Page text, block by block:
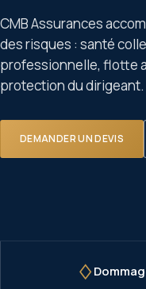
CMB Assurances
des risques : santé
professionnelle, flotte
protection du dirigeant.
DEMANDER UN DEVIS
♢